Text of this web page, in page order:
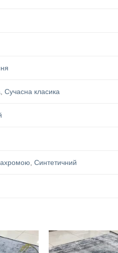
,Сучасна класика
,Синтетичний